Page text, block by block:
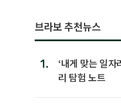
브라보 추천뉴스
1.
‘내게 맞는 일자
리 탐험 노트